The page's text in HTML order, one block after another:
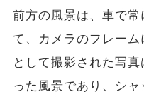
前方の風景は、車で
て、カメラのフレー
として撮影された写
った風景であり、シ